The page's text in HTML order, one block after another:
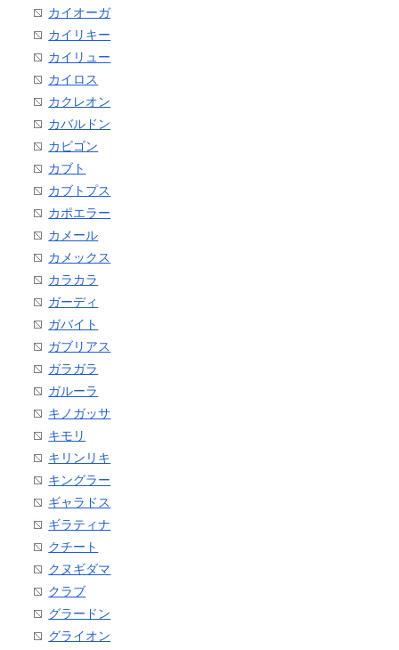
カイオーガ
カイリキー
カイリュー
カイロス
カクレオン
カバルドン
カビゴン
カブト
カブトプス
カポエラー
カメール
カメックス
カラカラ
ガーディ
ガバイト
ガブリアス
ガラガラ
ガルーラ
キノガッサ
キモリ
キリンリキ
キングラー
ギャラドス
ギラティナ
クチート
クヌギダマ
クラブ
グラードン
グライオン